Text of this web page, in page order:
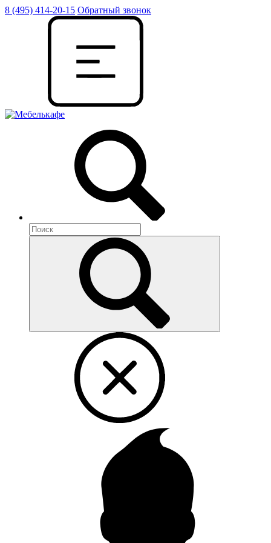
8 (495) 414-20-15 Обратный звонок